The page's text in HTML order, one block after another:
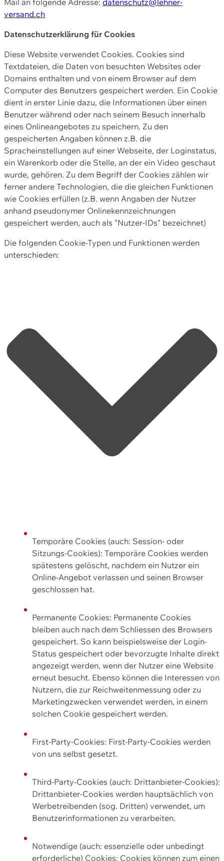
versand.ch
Datenschutzerklärung für Cookies
Diese Website verwendet Cookies. Cookies sind
Textdateien, die Daten von besuchten Websites oder
Domains enthalten und von einem Browser auf dem
Computer des Benutzers gespeichert werden. Ein Cookie
dient in erster Linie dazu, die Informationen über einen
Benutzer während oder nach seinem Besuch innerhalb
eines Onlineangebotes zu speichern. Zu den
gespeicherten Angaben können z.B. die
Spracheinstellungen auf einer Webseite, der Loginstatus,
ein Warenkorb oder die Stelle, an der ein Video geschaut
wurde, gehören. Zu dem Begriff der Cookies zählen wir
ferner andere Technologien, die die gleichen Funktionen
wie Cookies erfüllen (z.B. wenn Angaben der Nutzer
anhand pseudonymer Onlinekennzeichnungen
gespeichert werden, auch als "Nutzer-IDs" bezeichnet)
Die folgenden Cookie-Typen und Funktionen werden
unterschieden:
Temporäre Cookies (auch: Session- oder
Sitzungs-Cookies): Temporäre Cookies werden
spätestens gelöscht, nachdem ein Nutzer ein
Online-Angebot verlassen und seinen Browser
geschlossen hat.
Permanente Cookies: Permanente Cookies
bleiben auch nach dem Schliessen des Browsers
gespeichert. So kann beispielsweise der Login-
Status gespeichert oder bevorzugte Inhalte direkt
angezeigt werden, wenn der Nutzer eine Website
erneut besucht. Ebenso können die Interessen von
Nutzern, die zur Reichweitenmessung oder zu
Marketingzwecken verwendet werden, in einem
solchen Cookie gespeichert werden.
First-Party-Cookies: First-Party-Cookies werden
von uns selbst gesetzt.
Third-Party-Cookies (auch: Drittanbieter-Cookies):
Drittanbieter-Cookies werden hauptsächlich von
Werbetreibenden (sog. Dritten) verwendet, um
Benutzerinformationen zu verarbeiten.
Notwendige (auch: essenzielle oder unbedingt
erforderliche) Cookies: Cookies können zum einen